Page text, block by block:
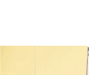
resta il
esplorato